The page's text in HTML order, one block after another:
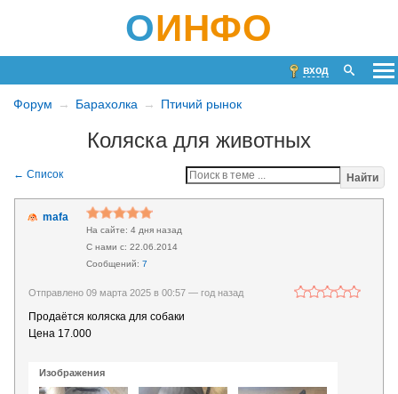
ОИНФО
вход
Форум Барахолка Птичий рынок
Коляска для животных
Найти
mafa
4 дня назад
22.06.2014
7
Отправлено 09 марта 2025 в 00:57 — год назад
Продаётся коляска для собаки
Цена 17.000
Изображения